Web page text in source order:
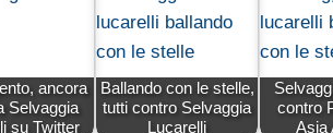
ancora
Selvaggia
su Twitter
Ballando con le stelle,
tutti contro Selvaggia
Lucarelli
contro
Asia